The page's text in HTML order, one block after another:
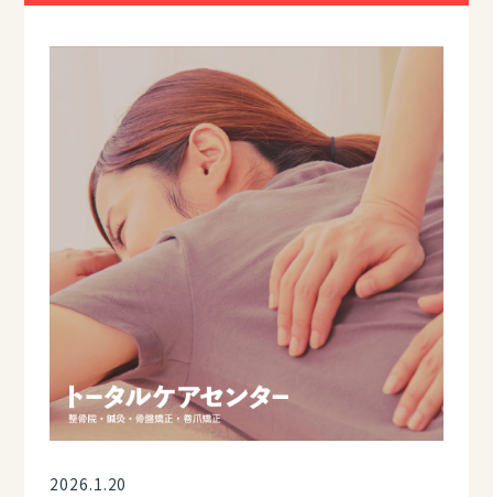
2026.1.20